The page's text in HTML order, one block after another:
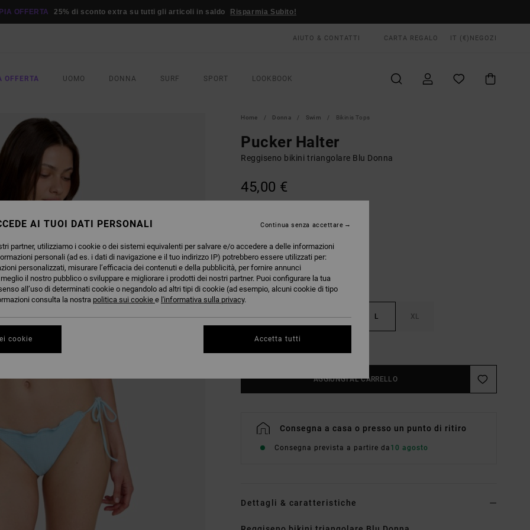
OFFERTA 25% di sconto extra su tutti gli articoli in saldo Risparmia Subito!
AIUTO & CONTATTI CARTA REGALO IT (€) NEGOZI
OFFERTA UOMO DONNA SURF SPORT LOOKBOOK
Home Donna Swim Bikinis Tops
Pucker Halter
Reggiseno bikini triangolare Blu Donna
45,00 €
COLORI Crystal Blue
XS S M L XL
AGGIUNGI AL CARRELLO
Consegna a casa o presso un punto di ritiro
Consegna prevista a partire da 10 agosto
Dettagli & caratteristiche
AI TUOI DATI PERSONALI
partner, utilizziamo i cookie o dei sistemi equivalenti per salvare e/o accedere a delle informazioni
personali (ad es. i dati di navigazione e il tuo indirizzo IP) potrebbero essere utilizzati per:
personalizzati, misurare l’efficacia dei contenuti e della pubblicità, per fornire annunci
il nostro pubblico o sviluppare e migliorare i prodotti dei nostri partner. Puoi configurare la tua
all’uso di determinati cookie o negandolo ad altri tipi di cookie (ad esempio, alcuni cookie di tipo
consulta la nostra politica sui cookie e l'informativa sulla privacy.
cookie
Continua senza accettare
Accetta tutti